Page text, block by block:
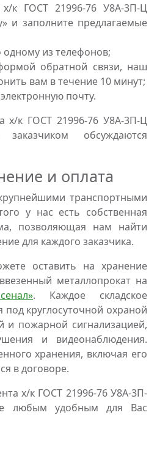
к ГОСТ 21996-76 У8А-3П-Ц
и заполните предлагаемые
из телефонов;
обратной связи, наш
вам в течение 10 минут;
почту.
х/к ГОСТ 21996-76 У8А-3П-Ц
обсуждаются
и оплата
транспортными
у нас есть собственная
позволяющая нам найти
для каждого заказчика.
оставить на хранение
металлопрокат на
. Каждое складское
круглосуточной охраной
и пожарной сигнализацией,
и видеонаблюдения.
хранения, включая его
в договоре.
х/к ГОСТ 21996-76 У8А-3П-
любым удобным для Вас